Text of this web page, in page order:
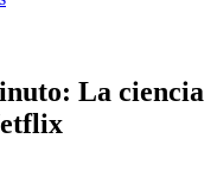
La ciencia